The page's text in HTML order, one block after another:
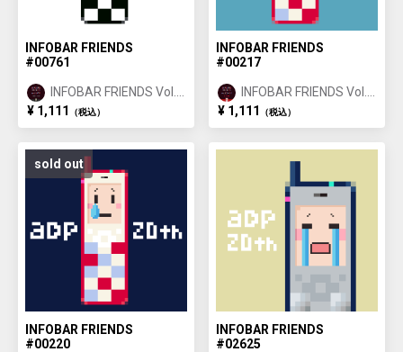
INFOBAR FRIENDS
#00761
INFOBAR FRIENDS Vol.1
ICHIMATSU ①
¥ 1,111 （税込）
INFOBAR FRIENDS
#00217
INFOBAR FRIENDS Vol.1
NISHIKIGOI ①
¥ 1,111 （税込）
sold out
INFOBAR FRIENDS
#00220
INFOBAR FRIENDS
#02625